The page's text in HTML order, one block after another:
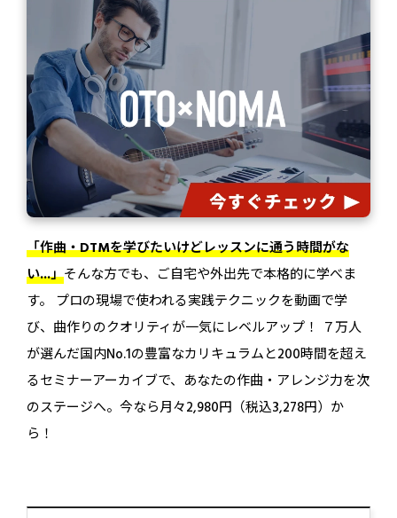
「作曲・DTMを学びたいけどレッスンに通う時間がな
い...」そんな方でも、ご自宅や外出先で本格的に学べま
す。 プロの現場で使われる実践テクニックを動画で学
び、曲作りのクオリティが一気にレベルアップ！ ７万人
が選んだ国内No.1の豊富なカリキュラムと200時間を超え
るセミナーアーカイブで、あなたの作曲・アレンジ力を次
のステージへ。今なら月々2,980円（税込3,278円）か
ら！